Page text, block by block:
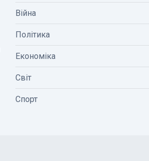
Війна
Політика
Економіка
Світ
Спорт